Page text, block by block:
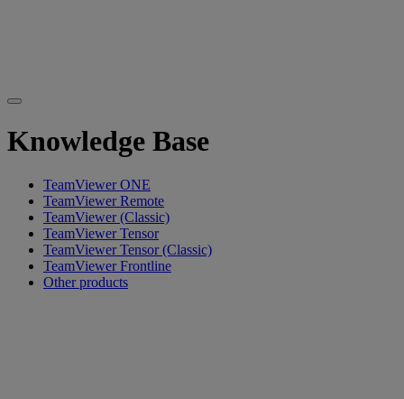
Knowledge Base
TeamViewer ONE
TeamViewer Remote
TeamViewer (Classic)
TeamViewer Tensor
TeamViewer Tensor (Classic)
TeamViewer Frontline
Other products